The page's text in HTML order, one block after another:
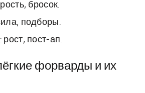
бросок.
подборы.
рост, пост-ап.
форварды и их